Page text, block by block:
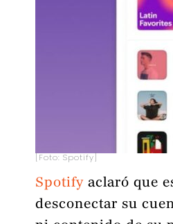
[Foto: Spotify]
Spotify aclaró que
desconectar su